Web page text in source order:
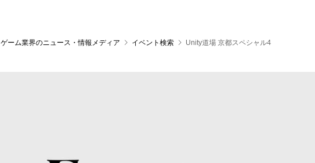
ゲーム業界のニュース・情報メディア イベント検索 Unity道場 京都スペシャル4